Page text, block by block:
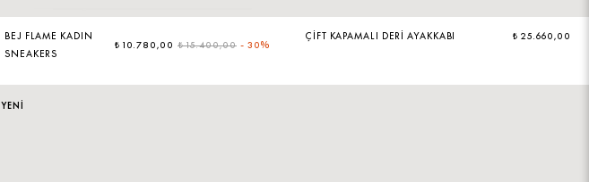
BEJ FLAME KADIN
SNEAKERS
₺ 10.780,00 ₺ 15.400,00 - 30%
ÇIFT KAPAMALI DERI AYAKKABI ₺ 25.660,00
YENİ